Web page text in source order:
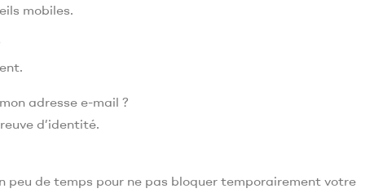
mobiles.
adresse e-mail ?
d’identité.
peu de temps pour ne pas bloquer temporairement votre